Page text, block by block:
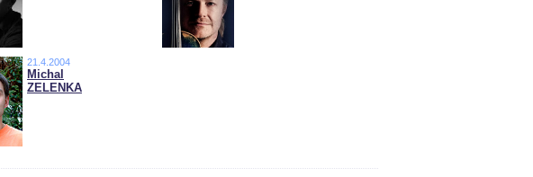
21.4.2004
Michal
ZELENKA